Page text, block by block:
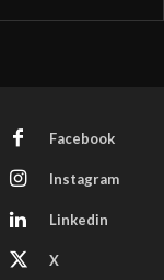
Facebook
Instagram
Linkedin
X